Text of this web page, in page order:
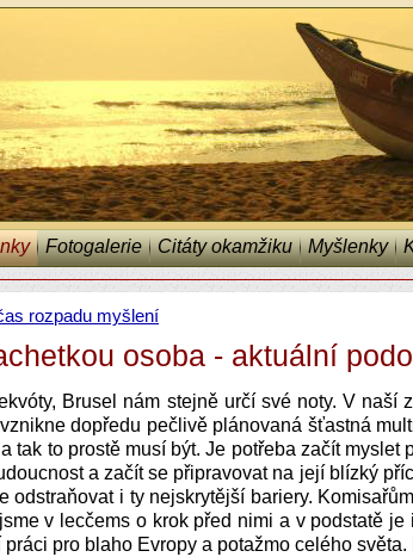
Fotogalerie Citáty okamžiku Myšlenky
rozpadu myšlení
osoba - aktuální
Brusel nám stejně určí své noty. V naší
dopředu pečlivě plánovaná šťastná
tak to prostě musí být. Je potřeba začít myslet
a začít se připravovat na její blízký
odstraňovat i ty nejskrytější bariery.
v lecčems o krok před nimi a v podstatě
pro blaho Evropy a potažmo celého